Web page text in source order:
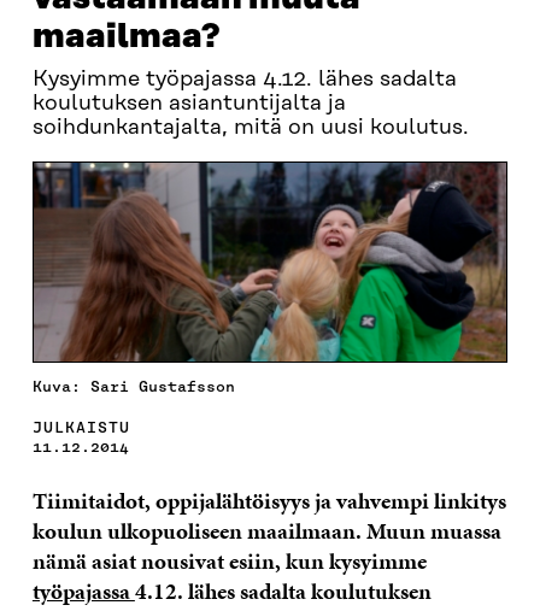
maailmaa?
Kysyimme työpajassa 4.12. lähes sadalta
koulutuksen asiantuntijalta ja
soihdunkantajalta, mitä on uusi koulutus.
Kuva: Sari Gustafsson
JULKAISTU
11.12.2014
Tiimitaidot, oppijalähtöisyys ja vahvempi linkitys
koulun ulkopuoliseen maailmaan. Muun muassa
nämä asiat nousivat esiin, kun kysyimme
työpajassa4.12. lähes sadalta koulutuksen